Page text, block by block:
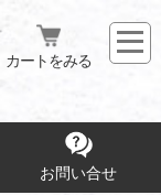
カートをみる
お問い合せ